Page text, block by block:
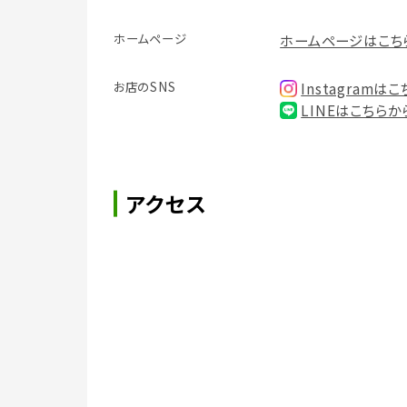
ホームページ ホームページはこち
お店のSNS
Instagramはこ
LINEはこちらか
アクセス